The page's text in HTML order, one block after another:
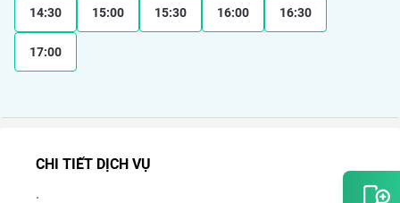
14:30 15:00 15:30 16:00 16:30
17:00
CHI TIẾT DỊCH VỤ
.